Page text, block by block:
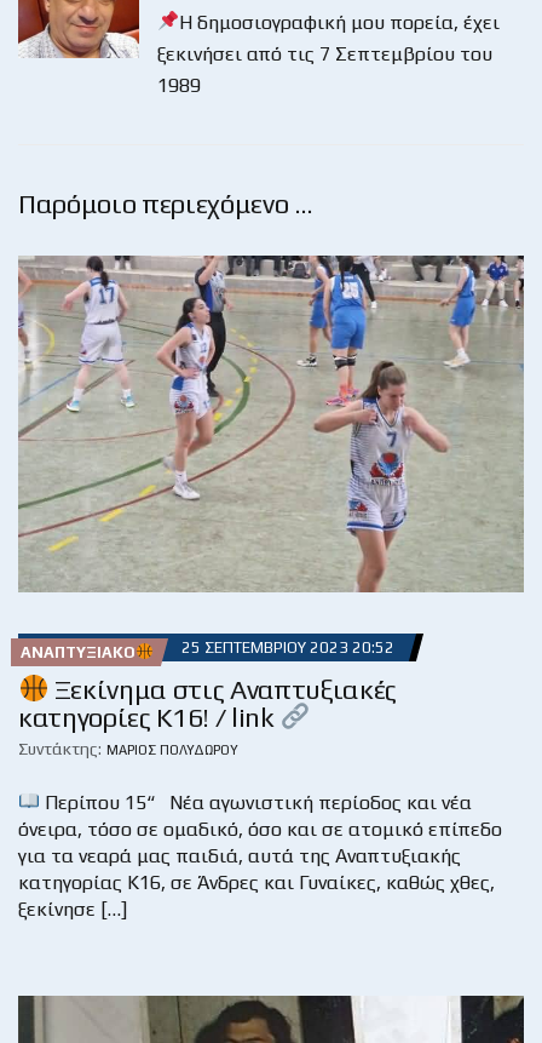
Η δημοσιογραφική μου πορεία, έχει
ξεκινήσει από τις 7 Σεπτεμβρίου του
1989
Παρόμοιο περιεχόμενο …
ΑΝΑΠΤΥΞΙΑΚΌ 25 ΣΕΠΤΕΜΒΡΊΟΥ 2023 20:52
Ξεκίνημα στις Αναπτυξιακές
κατηγορίες Κ16! / link
Συντάκτης: ΜΆΡΙΟΣ ΠΟΛΥΔΏΡΟΥ
Περίπου 15“ Νέα αγωνιστική περίοδος και νέα
όνειρα, τόσο σε ομαδικό, όσο και σε ατομικό επίπεδο
για τα νεαρά μας παιδιά, αυτά της Αναπτυξιακής
κατηγορίας Κ16, σε Άνδρες και Γυναίκες, καθώς χθες,
ξεκίνησε […]